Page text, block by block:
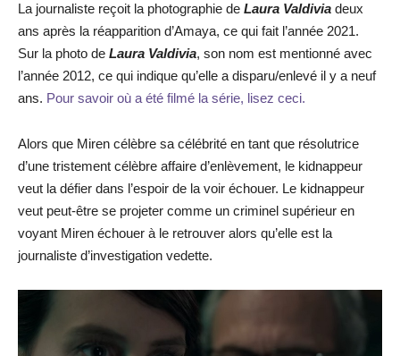
La journaliste reçoit la photographie de Laura Valdivia deux
ans après la réapparition d’Amaya, ce qui fait l’année 2021.
Sur la photo de Laura Valdivia, son nom est mentionné avec
l’année 2012, ce qui indique qu’elle a disparu/enlevé il y a neuf
ans. Pour savoir où a été filmé la série, lisez ceci.
Alors que Miren célèbre sa célébrité en tant que résolutrice
d’une tristement célèbre affaire d’enlèvement, le kidnappeur
veut la défier dans l’espoir de la voir échouer. Le kidnappeur
veut peut-être se projeter comme un criminel supérieur en
voyant Miren échouer à le retrouver alors qu’elle est la
journaliste d’investigation vedette.